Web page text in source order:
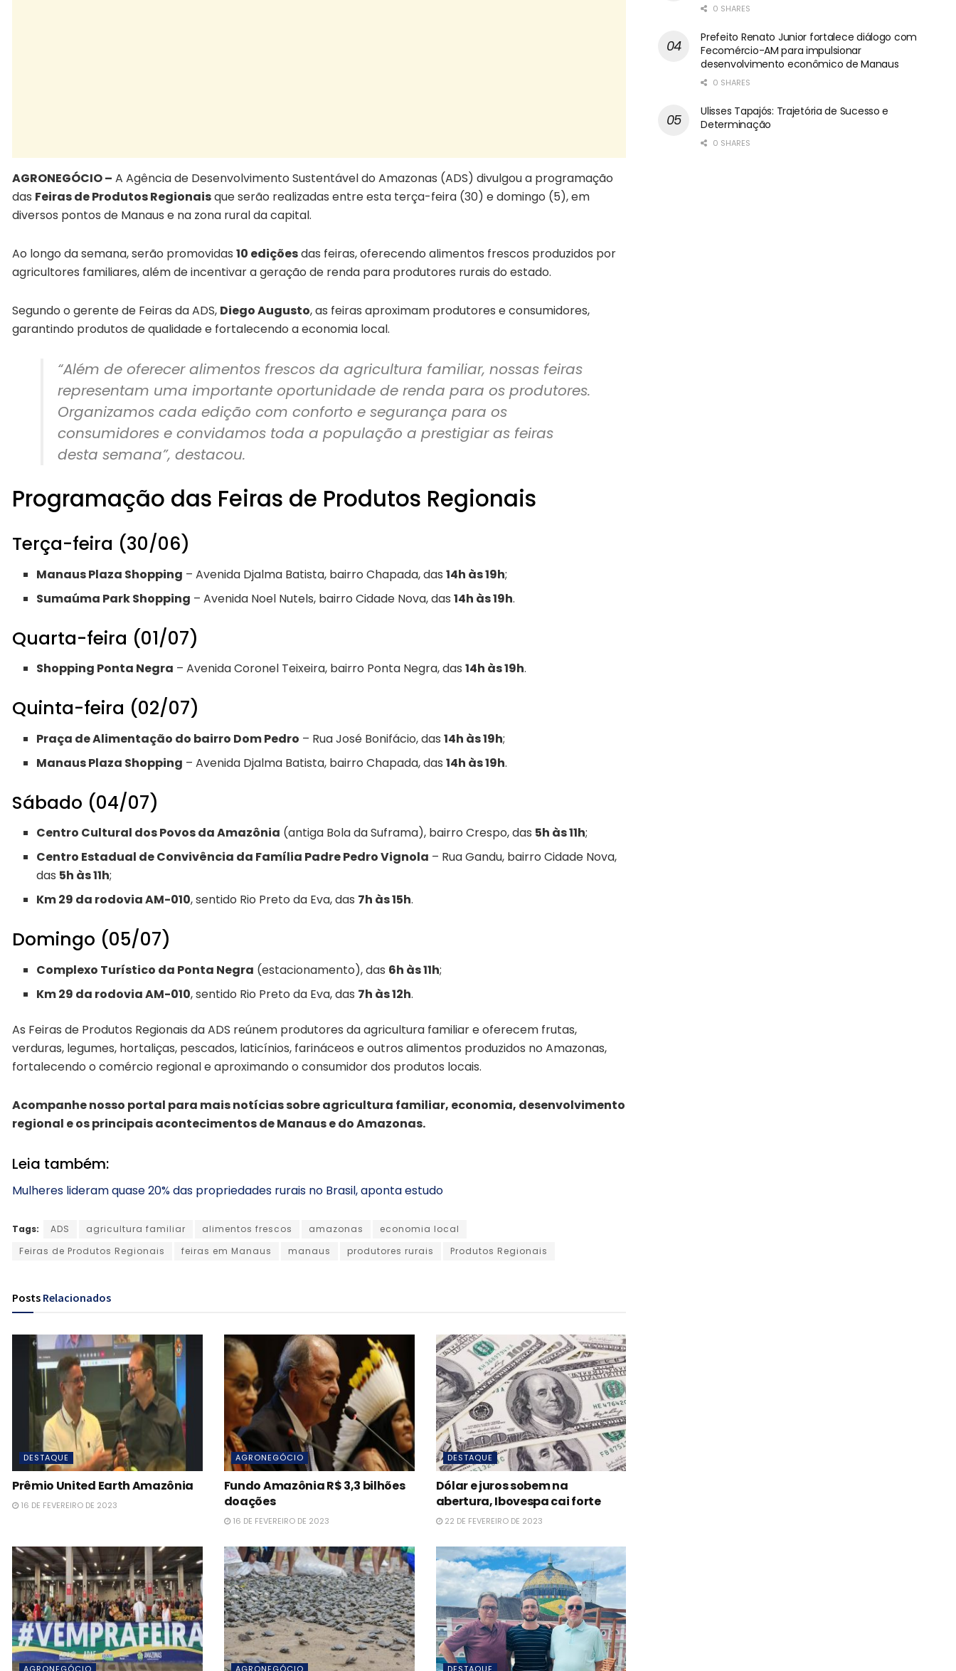
AGRONEGÓCIO – A Agência de Desenvolvimento Sustentável do Amazonas (ADS) divulgou a programação
das Feiras de Produtos Regionaisque serão realizadas entre esta terça-feira (30) e domingo (5), em
diversos pontos de Manaus e na zona rural da capital.
Ao longo da semana, serão promovidas 10 ediçõesdas feiras, oferecendo alimentos frescos produzidos por
agricultores familiares, além de incentivar a geração de renda para produtores rurais do estado.
Segundo o gerente de Feiras da ADS, Diego Augusto, as feiras aproximam produtores e consumidores,
garantindo produtos de qualidade e fortalecendo a economia local.
“Além de oferecer alimentos frescos da agricultura familiar, nossas feiras
representam uma importante oportunidade de renda para os produtores.
Organizamos cada edição com conforto e segurança para os
consumidores e convidamos toda a população a prestigiar as feiras
desta semana”, destacou.
Programação das Feiras de Produtos Regionais
Terça-feira (30/06)
Manaus Plaza Shopping – Avenida Djalma Batista, bairro Chapada, das14h às 19h;
Sumaúma Park Shopping – Avenida Noel Nutels, bairro Cidade Nova, das14h às 19h.
Quarta-feira (01/07)
Shopping Ponta Negra – Avenida Coronel Teixeira, bairro Ponta Negra, das14h às 19h.
Quinta-feira (02/07)
Praça de Alimentação do bairro Dom Pedro – Rua José Bonifácio, das14h às 19h;
Manaus Plaza Shopping – Avenida Djalma Batista, bairro Chapada, das14h às 19h.
Sábado (04/07)
Centro Cultural dos Povos da Amazônia (antiga Bola da Suframa), bairro Crespo, das 5h às 11h;
Centro Estadual de Convivência da Família Padre Pedro Vignola – Rua Gandu, bairro Cidade Nova,
das 5h às 11h;
Km 29 da rodovia AM-010, sentido Rio Preto da Eva, das 7h às 15h.
Domingo (05/07)
Complexo Turístico da Ponta Negra (estacionamento), das 6h às 11h;
Km 29 da rodovia AM-010, sentido Rio Preto da Eva, das 7h às 12h.
As Feiras de Produtos Regionais da ADS reúnem produtores da agricultura familiar e oferecem frutas,
verduras, legumes, hortaliças, pescados, laticínios, farináceos e outros alimentos produzidos no Amazonas,
fortalecendo o comércio regional e aproximando o consumidor dos produtos locais.
Acompanhe nosso portal para mais notícias sobre agricultura familiar, economia, desenvolvimento
regional e os principais acontecimentos de Manaus e do Amazonas.
Leia também:
Mulheres lideram quase 20% das propriedades rurais no Brasil, aponta estudo
Tags: ADS agricultura familiar alimentos frescos amazonas
economia local
Feiras de Produtos Regionais
feiras em Manaus manaus produtores rurais Produtos Regionais
Posts Relacionados
DESTAQUE
Prêmio United Earth Amazônia
16 DE FEVEREIRO DE 2023
AGRONEGÓCIO
Fundo Amazônia R$ 3,3 bilhões
doações
16 DE FEVEREIRO DE 2023
DESTAQUE
Dólar e juros sobem na
abertura, Ibovespa cai forte
22 DE FEVEREIRO DE 2023
0 SHARES
Prefeito Renato Junior fortalece diálogo com
Fecomércio-AM para impulsionar
desenvolvimento econômico de Manaus
0 SHARES
Ulisses Tapajós: Trajetória de Sucesso e
Determinação
0 SHARES